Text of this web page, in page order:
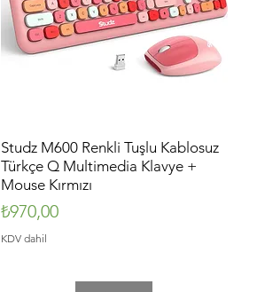
Hızlı Bakış
Studz M600 Renkli Tuşlu Kablosuz
Türkçe Q Multimedia Klavye +
Mouse Kırmızı
Fiyat
₺970,00
KDV dahil